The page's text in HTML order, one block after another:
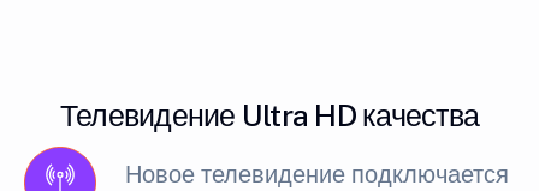
Телевидение Ultra HD качества
Новое телевидение подключается